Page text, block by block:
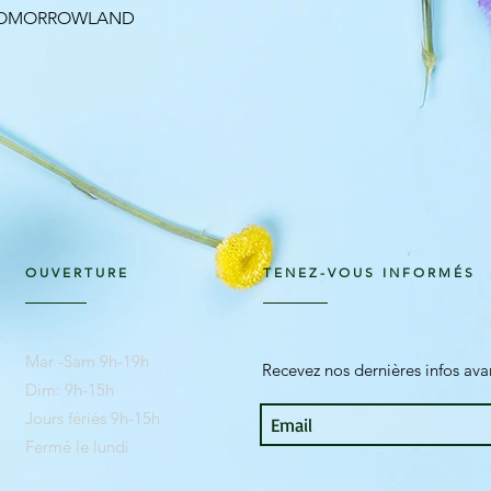
OUVERTURE
Mar -Sam 9h-19h
Dim: 9h-15h
Jours fériés 9h-15h
Fermé le lundi
TENEZ-VOUS INFORMÉS
Recevez nos dernières infos